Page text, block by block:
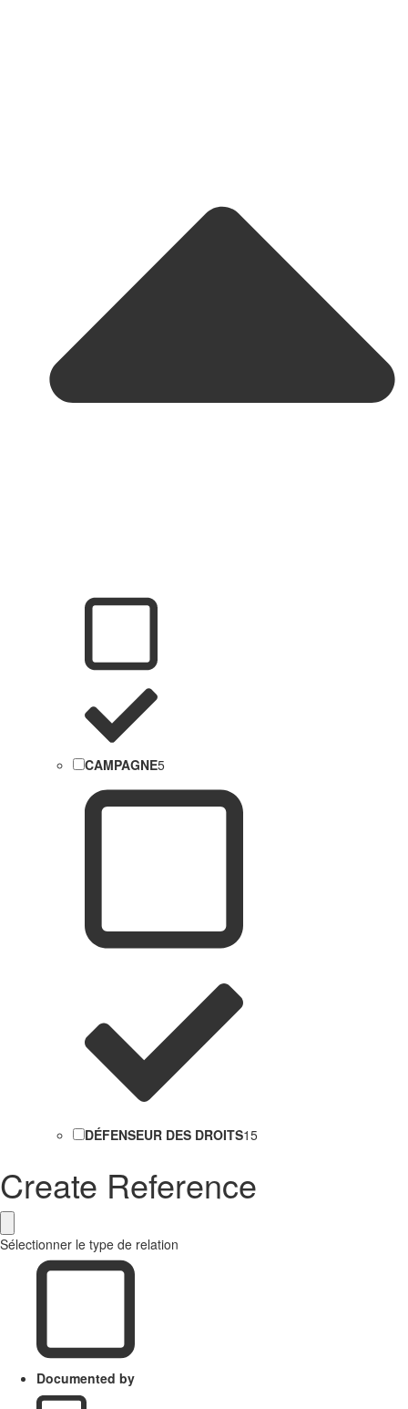
CAMPAGNE5
DÉFENSEUR DES DROITS15
Create Reference
Sélectionner le type de relation
Documented by